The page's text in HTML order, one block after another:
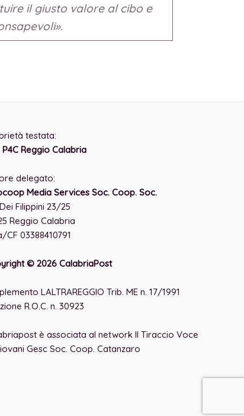
il giusto valore al cibo e
testata:
P4C Reggio Calabria
delegato:
Media Services Soc. Coop. Soc.
Filippini 23/25
Reggio Calabria
CF 03388410791
© 2026 CalabriaPost
LALTRAREGGIO Trib. ME n. 17/1991
R.O.C. n. 30923
è associata al network Il Tiraccio Voce
Gesc Soc. Coop. Catanzaro